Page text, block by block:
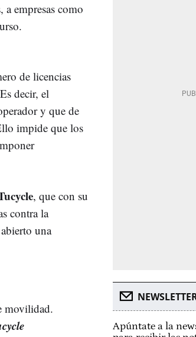
a empresas como
de licencias
decir, el
y que de
impide que los
, que con su
contra la
una
movilidad.
Apúntate a la